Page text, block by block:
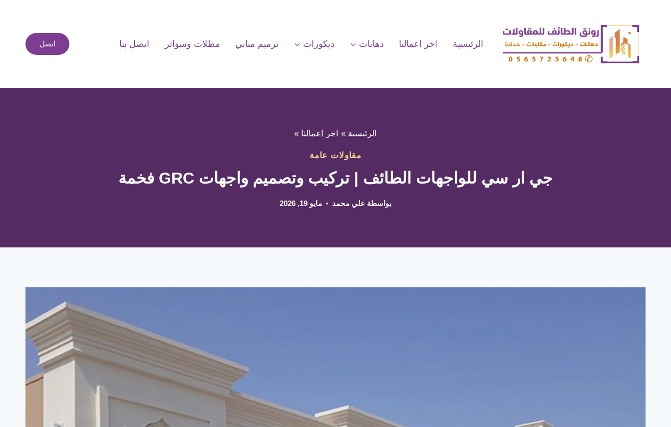
الرئيسية اخر اعمالنا دهانات ديكورات ترميم مباني مظلات وسواتر اتصل بنا اتصل
الرئيسية » اخر اعمالنا »
مقاولات عامة
جي ار سي للواجهات الطائف | تركيب وتصميم واجهات GRC فخمة
بواسطة علي محمد مايو 19, 2026